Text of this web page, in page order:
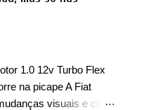
Era o Pointer, versão
que chegaram
de carroceria,
1.0 12v Turbo Flex
na picape A Fiat
visuais e com